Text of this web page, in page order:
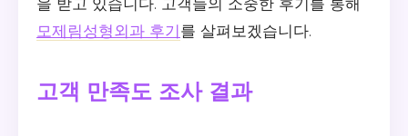
모제림성형외과 후기를 살펴보겠습니다.
고객 만족도 조사 결과